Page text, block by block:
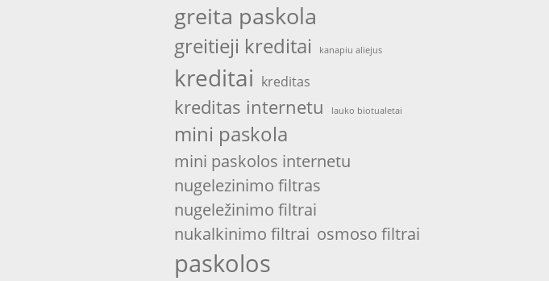
greita paskola
greitieji kreditai kanapiu aliejus
kreditai kreditas
kreditas internetu lauko biotualetai
mini paskola
mini paskolos internetu
nugelezinimo filtras
nugeležinimo filtrai
nukalkinimo filtrai osmoso filtrai
paskolos